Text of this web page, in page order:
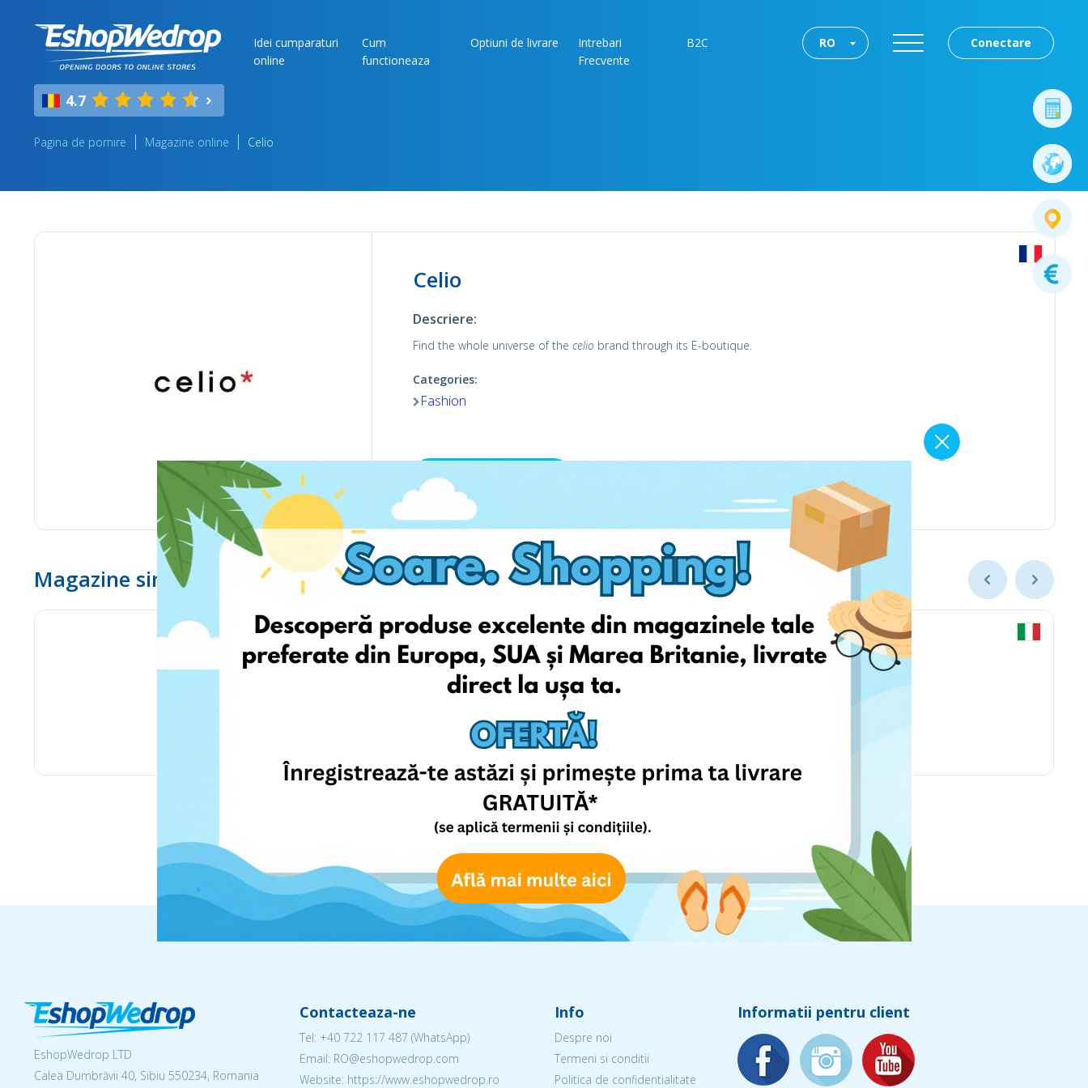
Idei cumparaturi
online
Cum
functioneaza
Optiuni de livrare
Intrebari
Frecvente
B2C Conectare
RO
4.7
Pagina de pornire Magazine online Celio
Celio
Descriere:
Find the whole universe of the celiobrand through its E-boutique.
Categories:
Fashion
Viziteaza pagina
Magazine similare
EshopWedrop LTD
Calea Dumbrăvii 40, Sibiu 550234, Romania
Contacteaza-ne
Tel: +40 722 117 487 (WhatsApp)
Email: RO@eshopwedrop.com
Website: https://www.eshopwedrop.ro
Info
Despre noi
Termeni si conditii
Politica de confidentialitate
Informatii pentru client